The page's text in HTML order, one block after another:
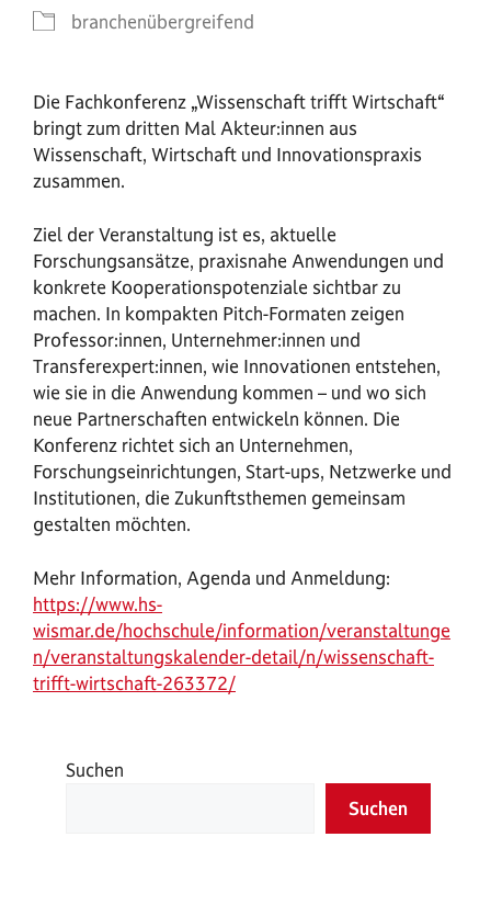
branchenübergreifend
Die Fachkonferenz „Wissenschaft trifft Wirtschaft“
bringt zum dritten Mal Akteur:innen aus
Wissenschaft, Wirtschaft und Innovationspraxis
zusammen.
Ziel der Veranstaltung ist es, aktuelle
Forschungsansätze, praxisnahe Anwendungen und
konkrete Kooperationspotenziale sichtbar zu
machen. In kompakten Pitch-Formaten zeigen
Professor:innen, Unternehmer:innen und
Transferexpert:innen, wie Innovationen entstehen,
wie sie in die Anwendung kommen – und wo sich
neue Partnerschaften entwickeln können. Die
Konferenz richtet sich an Unternehmen,
Forschungseinrichtungen, Start-ups, Netzwerke und
Institutionen, die Zukunftsthemen gemeinsam
gestalten möchten.
Mehr Information, Agenda und Anmeldung:
https://www.hs-
wismar.de/hochschule/information/veranstaltunge
n/veranstaltungskalender-detail/n/wissenschaft-
trifft-wirtschaft-263372/
Suchen
Suchen